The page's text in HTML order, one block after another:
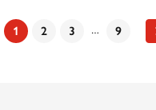
1 2 3 … 9